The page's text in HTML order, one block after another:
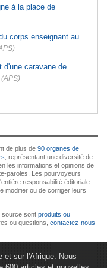
à la place de
corps enseignant au
d'une caravane de
(APS)
de plus de 90 organes de
, représentant une diversité de
les informations et opinions de
paroles. Les pourvoyeurs
responsabilité éditoriale
modifier ou de corriger leurs
source sont produits ou
ou questions, contactez-nous
et sur l'Afrique. Nous